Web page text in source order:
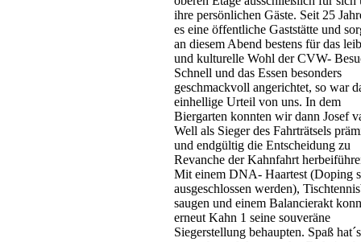
ihre persönlichen Gäste. Seit 25
es eine öffentliche Gaststätte und
an diesem Abend bestens für das
und kulturelle Wohl der CVW-
Schnell und das Essen besonders
geschmackvoll angerichtet, so war
einhellige Urteil von uns. In dem
Biergarten konnten wir dann Josef
Well als Sieger des Fahrträtsels
und endgültig die Entscheidung zu
Revanche der Kahnfahrt
Mit einem DNA- Haartest (Doping
ausgeschlossen werden),
saugen und einem Balancierakt
erneut Kahn 1 seine souveräne
Siegerstellung behaupten. Spaß hat´s